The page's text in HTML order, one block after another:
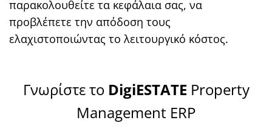
παρακολουθείτε τα κεφάλαια σας, να
προβλέπετε την απόδοση τους
ελαχιστοποιώντας το λειτουργικό κόστος.
Γνωρίστε το DigiESTATE Property
Management ERP